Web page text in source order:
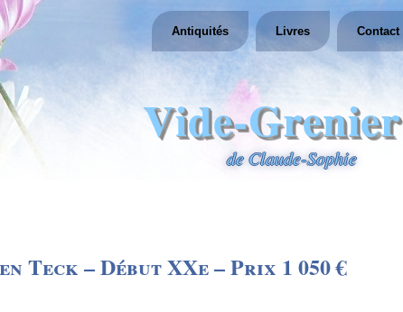
Vide-Grenier
de Claude-Sophie
Antiquités Livres Contact
Teck – Début XXe – Prix 1 050 €